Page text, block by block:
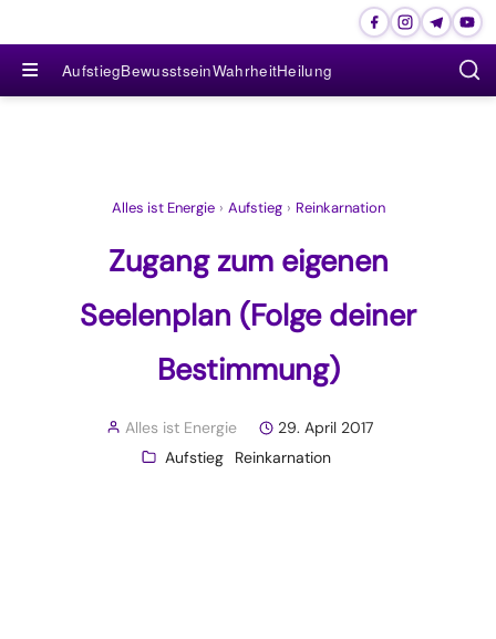
≡ AufstiegBewusstseinWahrheitHeilung
Alles ist Energie › Aufstieg › Reinkarnation
Zugang zum eigenen
Seelenplan (Folge deiner
Bestimmung)
Alles ist Energie
29. April 2017
Aufstieg
Reinkarnation